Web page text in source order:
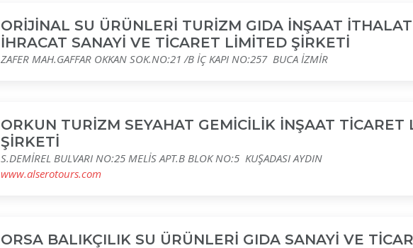
ORİJİNAL SU ÜRÜNLERİ TURİZM GIDA İNŞAAT İTHALAT
İHRACAT SANAYİ VE TİCARET LİMİTED ŞİRKETİ
ZAFER MAH.GAFFAR OKKAN SOK.NO:21 /B İÇ KAPI NO:257 BUCA İZMİR
ORKUN TURİZM SEYAHAT GEMİCİLİK İNŞAAT TİCARET
ŞİRKETİ
S.DEMİREL BULVARI NO:25 MELİS APT.B BLOK NO:5 KUŞADASI AYDIN
www.alserotours.com
ORSA BALIKÇILIK SU ÜRÜNLERİ GIDA SANAYİ VE